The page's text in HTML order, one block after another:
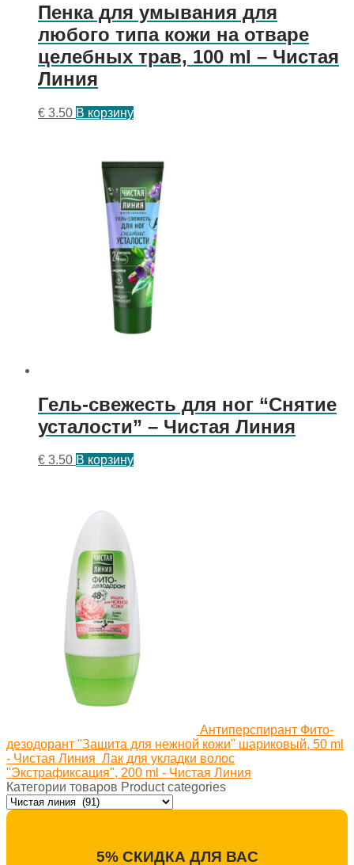
Пенка для умывания для
любого типа кожи на отваре
целебных трав, 100 ml – Чистая
Линия
€ 3.50 В корзину
Гель-свежесть для ног “Снятие
усталости” – Чистая Линия
€ 3.50 В корзину
Антиперспирант Фито-
дезодорант "Защита для нежной кожи" шариковый, 50 ml
- Чистая Линия Лак для укладки волос
"Экстрафиксация", 200 ml - Чистая Линия
Категории товаров Product categories
5% СКИДКА ДЛЯ ВАС